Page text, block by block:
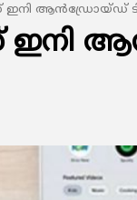
ആന്‍ഡ്രോയ്ഡ്